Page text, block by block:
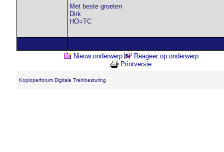
Met beste groeten
Dirk
HO=TC
Nieuw onderwerp
Reageer op onderwerp
Printversie
Koploperforum Digitale Treinbesturing